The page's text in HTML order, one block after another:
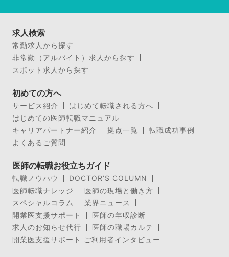
求人検索
常勤求人から探す
非常勤（アルバイト）求人から探す
スポット求人から探す
初めての方へ
サービス紹介
はじめて転職される方へ
はじめての医師転職マニュアル
キャリアパートナー紹介
拠点一覧
転職成功事例
よくあるご質問
医師の転職お役立ちガイド
転職ノウハウ
DOCTOR’S COLUMN
医師転職ナレッジ
医師の現場と働き方
スペシャルコラム
業界ニュース
開業医支援サポート
医師の年収診断
求人のお知らせ代行
医師の職場カルテ
開業医支援サポート ご利用者インタビュー